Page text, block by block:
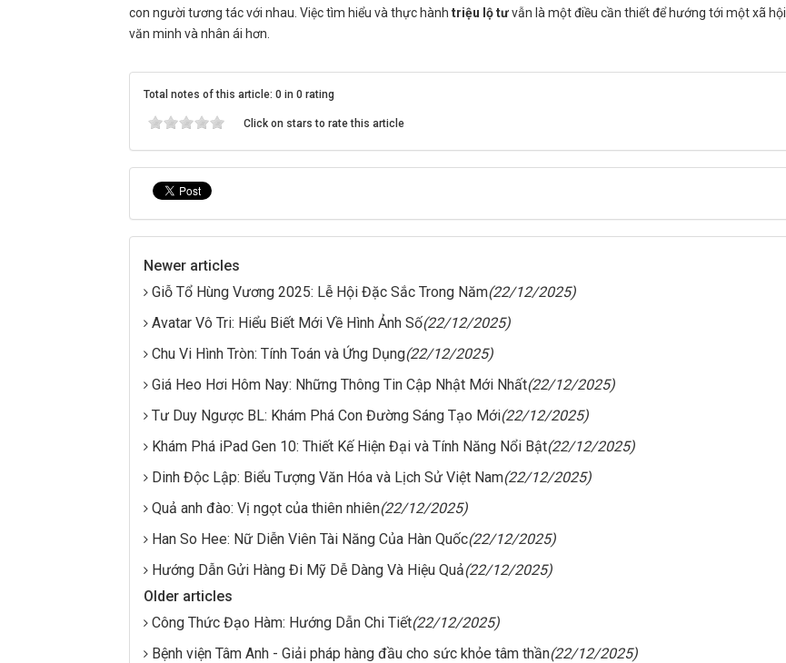
con người tương tác với nhau. Việc tìm hiểu và thực hành triệu lộ tưvẫn là một điều cần thiết để hướng tới một xã hội
văn minh và nhân ái hơn.
Total notes of this article: 0 in 0 rating
Click on stars to rate this article
Newer articles
Giỗ Tổ Hùng Vương 2025: Lễ Hội Đặc Sắc Trong Năm(22/12/2025)
Avatar Vô Tri: Hiểu Biết Mới Về Hình Ảnh Số(22/12/2025)
Chu Vi Hình Tròn: Tính Toán và Ứng Dụng(22/12/2025)
Giá Heo Hơi Hôm Nay: Những Thông Tin Cập Nhật Mới Nhất(22/12/2025)
Tư Duy Ngược BL: Khám Phá Con Đường Sáng Tạo Mới(22/12/2025)
Khám Phá iPad Gen 10: Thiết Kế Hiện Đại và Tính Năng Nổi Bật(22/12/2025)
Dinh Độc Lập: Biểu Tượng Văn Hóa và Lịch Sử Việt Nam(22/12/2025)
Quả anh đào: Vị ngọt của thiên nhiên(22/12/2025)
Han So Hee: Nữ Diễn Viên Tài Năng Của Hàn Quốc(22/12/2025)
Hướng Dẫn Gửi Hàng Đi Mỹ Dễ Dàng Và Hiệu Quả(22/12/2025)
Older articles
Công Thức Đạo Hàm: Hướng Dẫn Chi Tiết(22/12/2025)
Bệnh viện Tâm Anh - Giải pháp hàng đầu cho sức khỏe tâm thần(22/12/2025)